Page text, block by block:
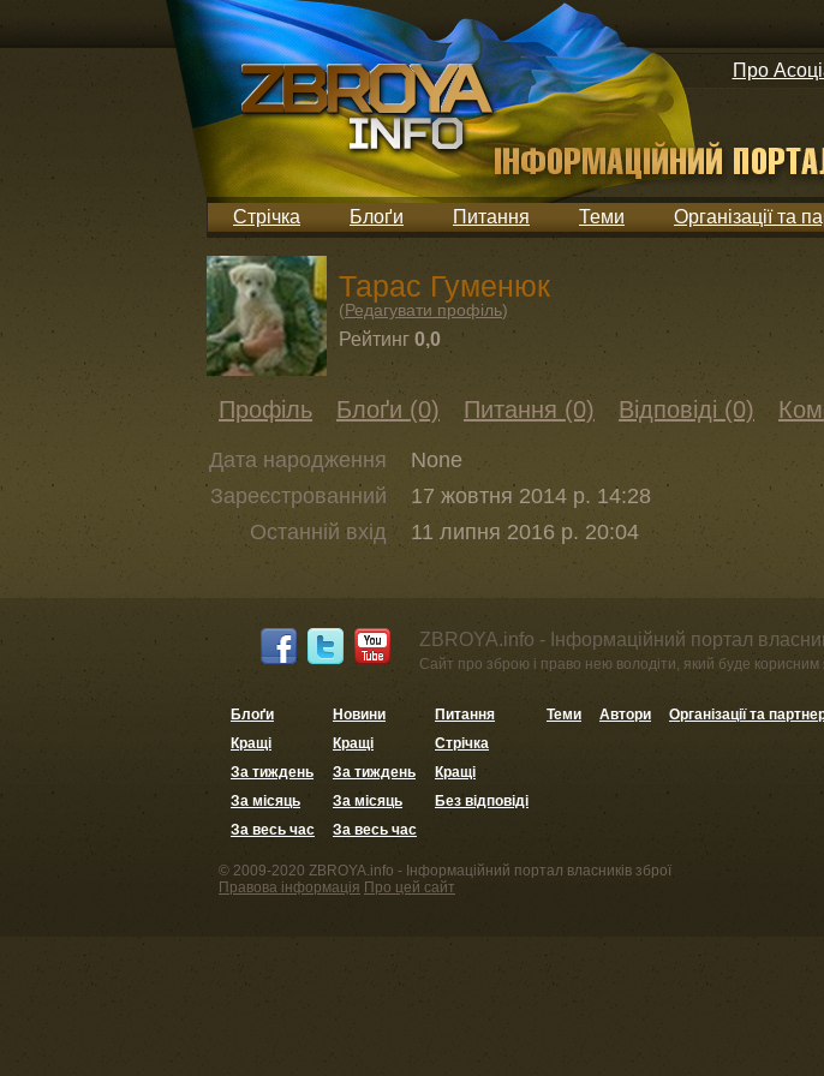
Про
Стрічка Блоґи Питання Теми Організації та
Тарас Гуменюк
(Редагувати профіль)
Рейтинг 0,0
Профіль Блоґи (0) Питання (0) Відповіді (0)
Дата народження
None
Зареєстрованний
17 жовтня 2014 р. 14:28
Останній вхід
11 липня 2016 р. 20:04
ZBROYA.info - Інформаційний портал
Сайт про зброю і право нею володіти, який буде корисним
Блоґи
Кращі
За тиждень
За місяць
За весь час
Новини
Кращі
За тиждень
За місяць
За весь час
Питання
Стрічка
Кращі
Без відповіді
Теми Автори Організації та
© 2009-2020 ZBROYA.info - Інформаційний портал власників зброї
Правова інформація Про цей сайт